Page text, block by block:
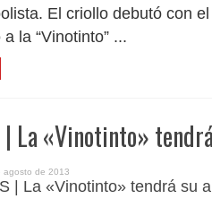
El criollo debutó con
la “Vinotinto” ...
| La «Vinotinto»
agosto de 2013